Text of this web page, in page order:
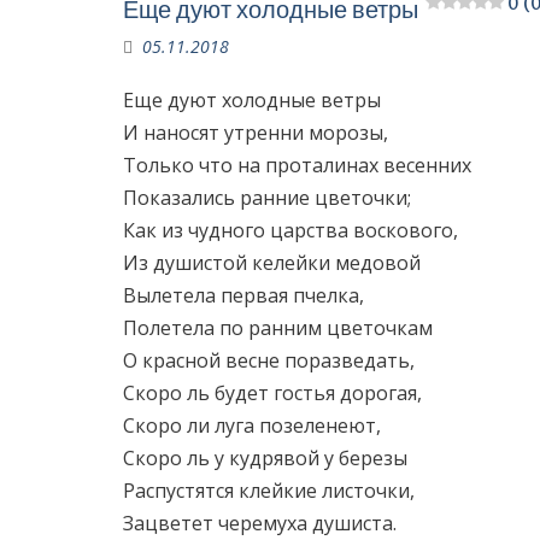
Еще дуют холодные ветры
05.11.2018
Еще дуют холодные ветры
И наносят утренни морозы,
Только что на проталинах весенних
Показались ранние цветочки;
Как из чудного царства воскового,
Из душистой келейки медовой
Вылетела первая пчелка,
Полетела по ранним цветочкам
О красной весне поразведать,
Скоро ль будет гостья дорогая,
Скоро ли луга позеленеют,
Скоро ль у кудрявой у березы
Распустятся клейкие листочки,
Зацветет черемуха душиста.